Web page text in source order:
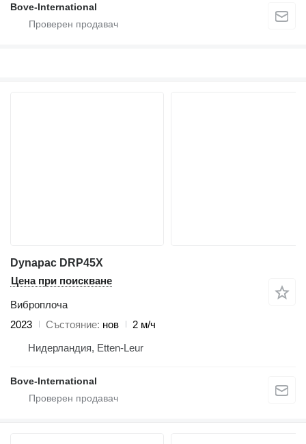
Bove-International
Dynapac DRP45X
Цена при поискване
Виброплоча
2023
Състояние нов
2 м/ч
Нидерландия, Etten-Leur
Bove-International